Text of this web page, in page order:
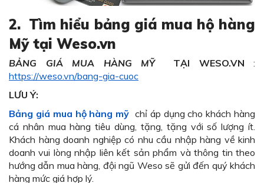
2. Tìm hiểu bảng giá mua hộ hàng
Mỹ tại Weso.vn
BẢNG GIÁ MUA HÀNG MỸTẠI WESO.VN :
https://weso.vn/bang-gia-cuoc
LƯU Ý:
Bảng giá mua hộ hàng mỹ chỉ áp dụng cho khách hàng
cá nhân mua hàng tiêu dùng, tặng, tặng với số lượng ít.
Khách hàng doanh nghiệp có nhu cầu nhập hàng về kinh
doanh vui lòng nhập liên kết sản phẩm và thông tin theo
hướng dẫn mua hàng, đội ngũ Weso sẽ gửi đến quý khách
hàng mức giá hợp lý.